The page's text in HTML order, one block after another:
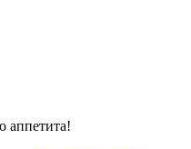
аппетита!